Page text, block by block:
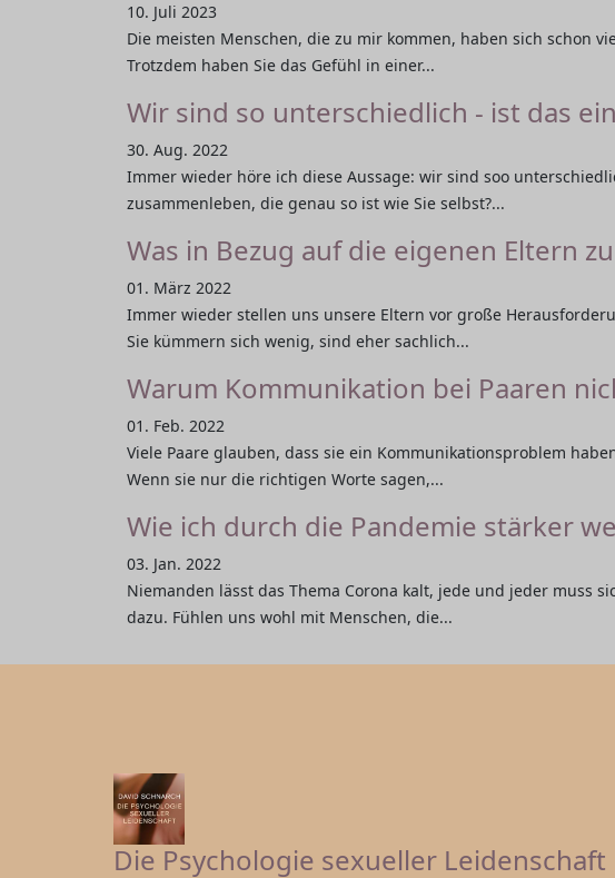
10. Juli 2023
Die meisten Menschen, die zu mir kommen, haben sich schon
Trotzdem haben Sie das Gefühl in einer...
Wir sind so unterschiedlich - ist das
30. Aug. 2022
Immer wieder höre ich diese Aussage: wir sind soo
zusammenleben, die genau so ist wie Sie selbst?...
Was in Bezug auf die eigenen Eltern
01. März 2022
Immer wieder stellen uns unsere Eltern vor große
Sie kümmern sich wenig, sind eher sachlich...
Warum Kommunikation bei Paaren
01. Feb. 2022
Viele Paare glauben, dass sie ein Kommunikationsproblem
Wenn sie nur die richtigen Worte sagen,...
Wie ich durch die Pandemie stärker
03. Jan. 2022
Niemanden lässt das Thema Corona kalt, jede und jeder muss
dazu. Fühlen uns wohl mit Menschen, die...
Die Psychologie sexueller Leidenschaft